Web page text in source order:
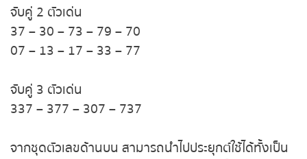
หวยหุ้นจีน เช้า
หวยหุ้นจีน บ่าย
หวยหุ้นไต้หวัน
จับคู่ 2 ตัวเด่น
37 – 30 – 73 – 79 – 70
จับคู่ 3 ตัวเด่น